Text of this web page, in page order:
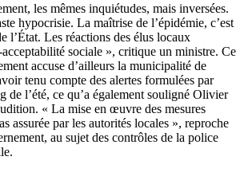
les mêmes inquiétudes, mais inversées.
hypocrisie. La maîtrise de l’épidémie, c’est
l’État. Les réactions des élus locaux
sociale », critique un ministre. Ce
accuse d’ailleurs la municipalité de
tenu compte des alertes formulées par
de l’été, ce qu’a également souligné Olivier
« La mise en œuvre des mesures
assurée par les autorités locales », reproche
au sujet des contrôles de la police